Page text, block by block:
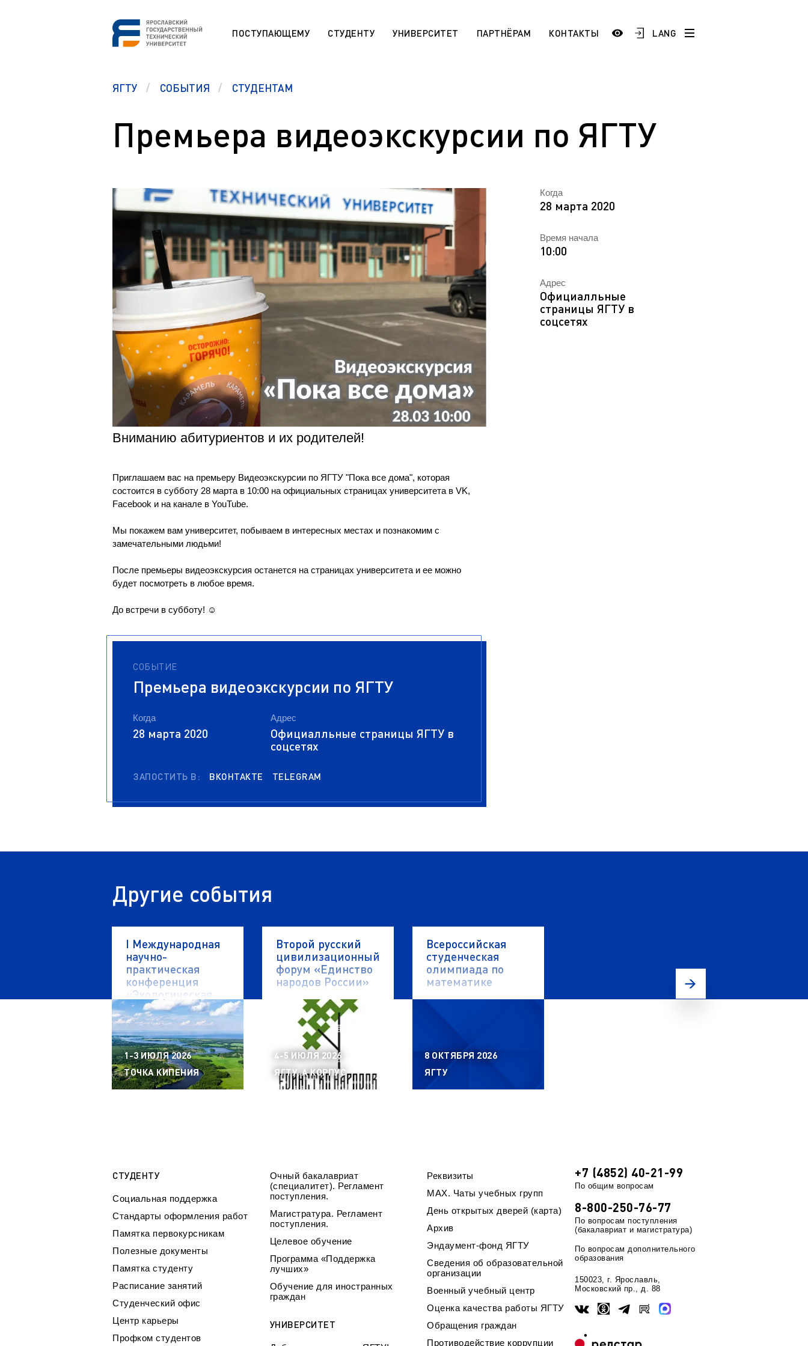
Полезные документы
Социальная поддержка
Профком студентов
Расписание занятий
Программа «Поддержка лучших»
Section préparatoire pour les étudiants
étrangers (Fr)
ausländischen Bürger (De)
Preparation programs for international
students (En)
Education for international students (En)
Обучение для иностранных граждан
Магистратура. Регламент поступления.
Заочный бакалавриат (специалитет).
Регламент поступления.
Очный бакалавриат (специалитет).
Регламент поступления.
День открытых дверей (карта)
программам СПО
Эндаумент-фонд ЯГТУ
Сведения об образовательной
организации
Военный учебный центр
Оценка качества работы ЯГТУ
Научно-техническая библиотека
Обращения граждан
Противодействие коррупции
Наука
ПОСТУПАЮЩЕМУ СТУДЕНТУ УНИВЕРСИТЕТ ПАРТНЁРАМ КОНТАКТЫ LANG
ЯГТУ СОБЫТИЯ СТУДЕНТАМ
Премьера видеоэкскурсии по ЯГТУ
Вниманию абитуриентов и их родителей!
Приглашаем вас на премьеру Видеоэкскурсии по ЯГТУ "Пока все дома", которая
состоится в субботу 28 марта в 10:00 на официальных страницах университета в VK,
Facebook и на канале в YouTube.
Мы покажем вам университет, побываем в интересных местах и познакомим с
замечательными людьми!
После премьеры видеоэкскурсия останется на страницах университета и ее можно
будет посмотреть в любое время.
До встречи в субботу! ☺
СОБЫТИЕ
Премьера видеоэкскурсии по ЯГТУ
Когда
28 марта 2020
Адрес
Официалльные страницы ЯГТУ в
соцсетях
ЗАПОСТИТЬ В: ВКОНТАКТЕ TELEGRAM
Когда
28 марта 2020
Время начала
10:00
Адрес
Официалльные
страницы ЯГТУ в
соцсетях
Другие события
I Международная
научно-
практическая
конференция
«Экологическая
безопасность
водных объектов»
1-3 ИЮЛЯ 2026
ТОЧКА КИПЕНИЯ
Второй русский
цивилизационный
форум «Единство
народов России»
4-5 ИЮЛЯ 2026
ЯГТУ, А КОРПУС
Всероссийская
студенческая
олимпиада по
математике
8 ОКТЯБРЯ 2026
ЯГТУ
СТУДЕНТУ
Социальная поддержка
Стандарты оформления работ
Памятка первокурсникам
Полезные документы
Памятка студенту
Расписание занятий
Студенческий офис
Центр карьеры
Профком студентов
Очный бакалавриат
(специалитет). Регламент
поступления.
Магистратура. Регламент
поступления.
Целевое обучение
Программа «Поддержка
лучших»
Обучение для иностранных
граждан
УНИВЕРСИТЕТ
Реквизиты
МАХ. Чаты учебных групп
День открытых дверей (карта)
Архив
Эндаумент-фонд ЯГТУ
Сведения об образовательной
организации
Военный учебный центр
Оценка качества работы ЯГТУ
Обращения граждан
Противодействие коррупции
+7 (4852) 40-21-99
По общим вопросам
8-800-250-76-77
По вопросам поступления
(бакалавриат и магистратура)
По вопросам дополнительного
образования
150023, г. Ярославль,
Московский пр., д. 88